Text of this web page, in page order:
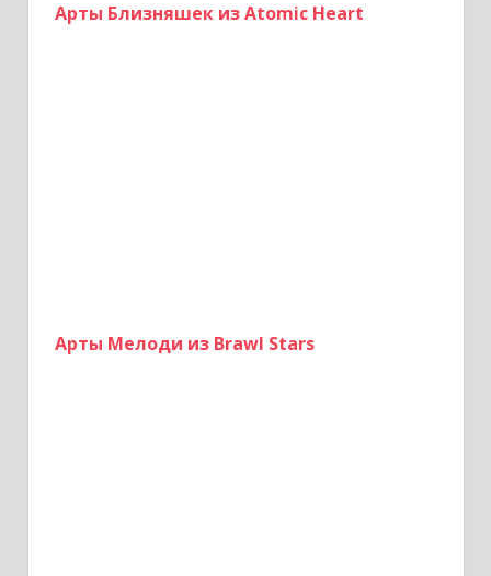
Арты Близняшек из Atomic Heart
Арты Мелоди из Brawl Stars